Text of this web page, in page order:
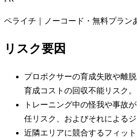
ペライチ｜ノーコード・無料プラン
リスク要因
プロボクサーの育成失敗や離
育成コストの回収不能リスク。
トレーニング中の怪我や事故
任リスク、およびそれによるジ
近隣エリアに競合するフィッ